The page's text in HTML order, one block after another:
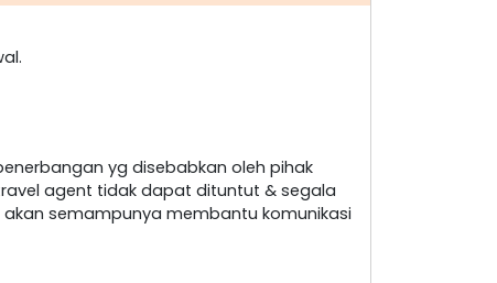
yg disebabkan oleh pihak
agent tidak dapat dituntut & segala
akan semampunya membantu komunikasi